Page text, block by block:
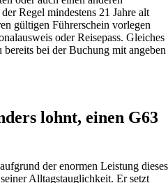
Regel mindestens 21 Jahre alt
gültigen Führerschein vorlegen
oder Reisepass. Gleiches
bei der Buchung mit angeben
lohnt, einen G63
der enormen Leistung dieses
Alltagstauglichkeit. Er setzt